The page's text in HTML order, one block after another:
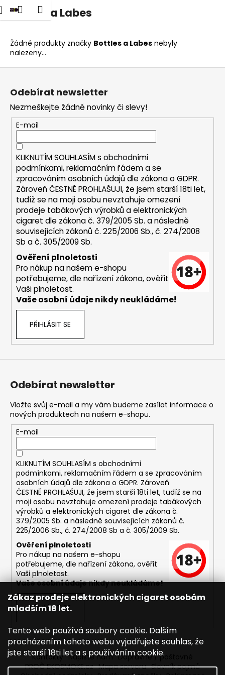
Zákaz prodeje elektronických cigaret osobám
mladším 18 let.
Tento web používá soubory cookie. Dalším
procházením tohoto webu vyjadřujete souhlas, že
jste starší 18ti let a s používáním cookie.
Přejít
na
Přihlášení
Nákupní
Menu
Bottles a Labes
Žádné produkty značky Bottles a Labes nebyly
nalezeny...
K
o
C
o
o
t
ř
e
b
u
e
e
n
a
?
D
p
o
r
u
u
m
DEKANG
USA
MIX
10ML
6MG
169
Kč
Původně:
195
Odebírat newsletter
Nezmeškejte žádné novinky či slevy!
E-mail
KLIKNUTÍM SOUHLASÍM s obchodními
podmínkami,reklamačním řádem a se
zpracováním osobních údajů dle zákona oGDPR.
Zároveň ČESTNĚ PROHLAŠUJI, že jsem starší 18ti let,
tudíž se na moji osobu nevztahuje omezení
prodeje tabákových výrobků a elektronických
cigaret dle zákona č. 379/2005 Sb. a následně
souvisejících zákonů č. 225/2006 Sb., č. 274/2008
Sb a č. 305/2009 Sb.
Ověření plnoletosti
Pro nákup na našem e-shopu
potřebujeme, dle nařízení zákona, ověřit
Vaši plnoletost.
Vaše osobní údaje nikdy neukládáme!
PŘIHLÁSIT SE
Odebírat newsletter
Vložte svůj e-mail a my vám budeme zasílat informace o
nových produktech na našem e-shopu.
E-mail
KLIKNUTÍM SOUHLASÍM s obchodními
podmínkami, reklamačním řádem a se zpracováním
osobních údajů dle zákona o GDPR. Zároveň
ČESTNĚ PROHLAŠUJI, že jsem starší 18ti let, tudíž se na
moji osobu nevztahuje omezení prodeje tabákových
výrobků a elektronických cigaret dle zákona č.
379/2005 Sb. a následně souvisejících zákonů č.
225/2006 Sb., č. 274/2008 Sb a č. 305/2009 Sb.
Ověření plnoletosti
Pro nákup na našem e-shopu
potřebujeme, dle nařízení zákona, ověřit
Vaši plnoletost.
Vaše osobní údaje nikdy neukládáme!
PŘIHLÁSIT SE
Kontakty Napište nám Dopravné / poštovné
PROČ EKOSMOKE.cz Mapa serveru Slovník pojmů